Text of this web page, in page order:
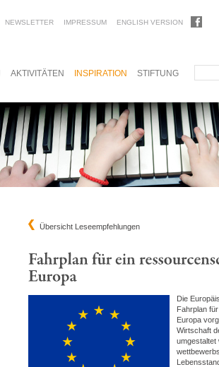
AKTIVITÄTEN INSPIRATION STIFTUNG
Übersicht Leseempfehlungen
Die
Fahrplan
Europa
Wirtschaft
umgestaltet
NEWSLETTER IMPRESSUM ENGLISH VERSION